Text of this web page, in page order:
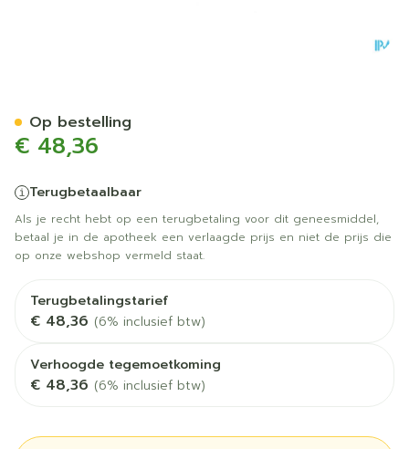
€ 48,36
Terugbetaalbaar
Als je recht hebt op een terugbetaling voor dit geneesmiddel,
betaal je in de apotheek een verlaagde prijs en niet de prijs die
op onze webshop vermeld staat.
Terugbetalingstarief
€ 48,36 (6% inclusief btw)
Verhoogde tegemoetkoming
€ 48,36 (6% inclusief btw)
Op bestelling